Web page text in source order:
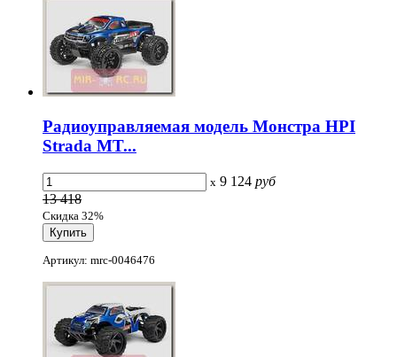
Радиоуправляемая модель Монстра HPI
Strada MT...
x 9 124 руб
13 418
Скидка 32%
Артикул: mrc-0046476